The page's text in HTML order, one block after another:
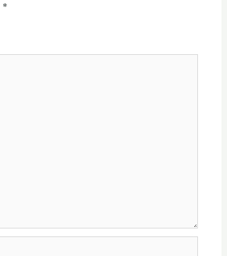
*